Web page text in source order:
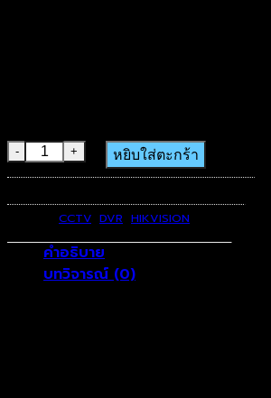
จำนวน DS-7204HQHI-K1/P(B) ชิ้น
หยิบใส่ตะกร้า
CCTV DVR HIKVISION
คำอธิบาย
บทวิจารณ์ (0)